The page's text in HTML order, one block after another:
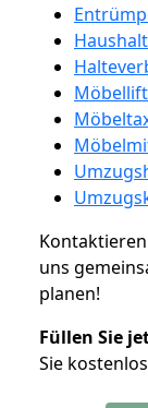
uns
planen!
Füllen Sie
Sie